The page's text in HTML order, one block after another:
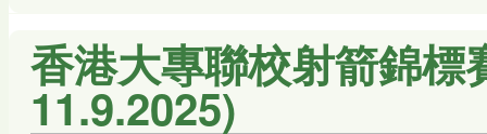
香港大專聯校射箭錦標
11.9.2025)